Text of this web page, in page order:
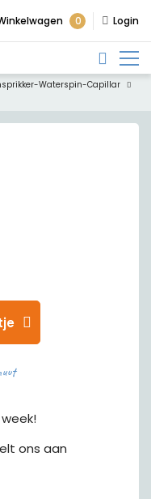
0 Login
Waterspin-Capillar
ons aan